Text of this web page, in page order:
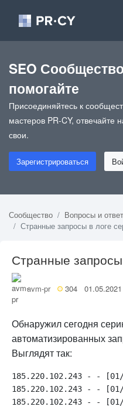
SEO
помогайте
Присоединяйтесь к
мастеров PR-CY, отвечайте
свои.
Зарегистрироваться
Сообщество
Вопросы и
Странные запросы в логе
Странные
avm-pr 304
Обнаружил сегодня
автоматизированных
Выглядят так:
185.220.102.243 - - [01/
185.220.102.243 - - [01/